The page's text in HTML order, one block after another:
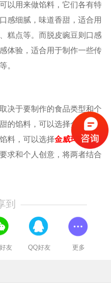
以用来做馅料，它们各有特
感细腻，味道香甜，适合用
糕点等。而脱皮豌豆则口感
体验，适合用于制作一些传
。
决于要制作的食品类型和个
的馅料，可以选择金威玛脱
料，可以选择金威玛
脱皮豌
求和个人创意，将两者结合
到
友 QQ好友 更多